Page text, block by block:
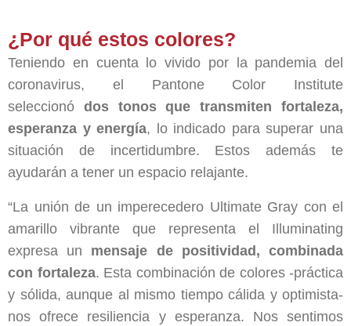
¿Por qué estos colores?
Teniendo en cuenta lo vivido por la pandemia del
coronavirus, el Pantone Color Institute
seleccionó dos tonos que transmiten fortaleza,
esperanza y energía, lo indicado para superar una
situación de incertidumbre. Estos además te
ayudarán a tener un espacio relajante.
“La unión de un imperecedero Ultimate Gray con el
amarillo vibrante que representa el Illuminating
expresa un mensaje de positividad, combinada
con fortaleza. Esta combinación de colores -práctica
y sólida, aunque al mismo tiempo cálida y optimista-
nos ofrece resiliencia y esperanza. Nos sentimos